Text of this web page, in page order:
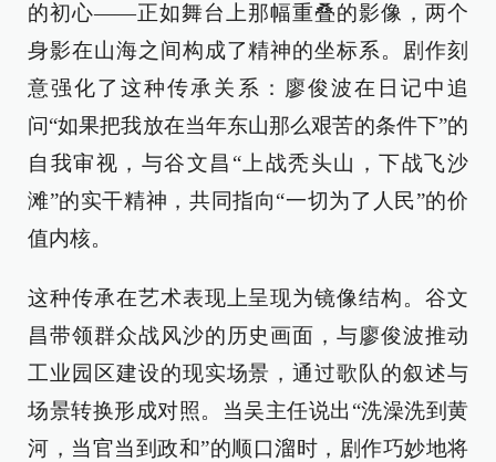
的初心——正如舞台上那幅重叠的影像，两个
身影在山海之间构成了精神的坐标系。剧作刻
意强化了这种传承关系：廖俊波在日记中追
问“如果把我放在当年东山那么艰苦的条件下”的
自我审视，与谷文昌“上战秃头山，下战飞沙
滩”的实干精神，共同指向“一切为了人民”的价
值内核。
这种传承在艺术表现上呈现为镜像结构。谷文
昌带领群众战风沙的历史画面，与廖俊波推动
工业园区建设的现实场景，通过歌队的叙述与
场景转换形成对照。当吴主任说出“洗澡洗到黄
河，当官当到政和”的顺口溜时，剧作巧妙地将